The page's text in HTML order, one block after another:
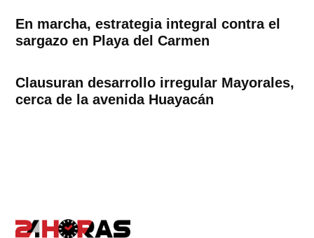
En marcha, estrategia integral contra el
sargazo en Playa del Carmen
Clausuran desarrollo irregular Mayorales,
cerca de la avenida Huayacán